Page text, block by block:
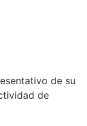
de su
de